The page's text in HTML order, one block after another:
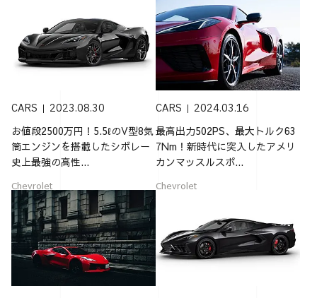
CARS 2023.08.30
お値段2500万円！5.5ℓのV型8気
筒エンジンを搭載したシボレー
史上最強の高性...
Chevrolet
CARS 2024.03.16
最高出力502PS、最大トルク63
7Nm！新時代に突入したアメリ
カンマッスルスポ...
Chevrolet